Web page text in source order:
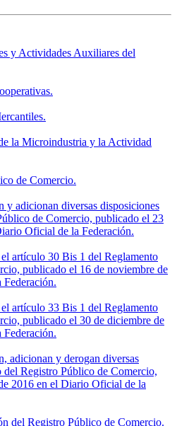
y Actividades Auxiliares del
la Microindustria y la Actividad
de Comercio.
y adicionan diversas disposiciones
de Comercio, publicado el 23
Oficial de la Federación.
artículo 30 Bis 1 del Reglamento
publicado el 16 de noviembre de
artículo 33 Bis 1 del Reglamento
publicado el 30 de diciembre de
adicionan y derogan diversas
Registro Público de Comercio,
2016 en el Diario Oficial de la
del Registro Público de Comercio.